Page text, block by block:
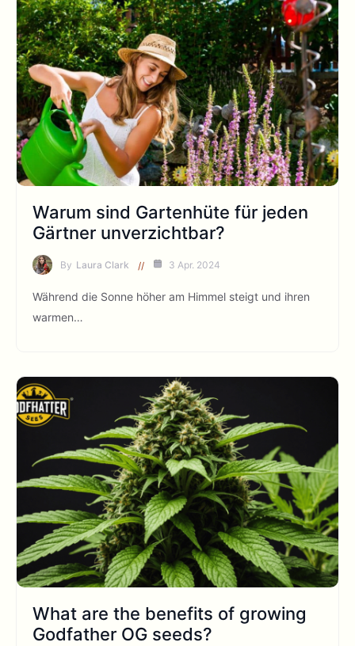
Warum sind Gartenhüte für jeden
Gärtner unverzichtbar?
By Laura Clark 3 Apr. 2024
Während die Sonne höher am Himmel steigt und ihren
warmen…
What are the benefits of growing
Godfather OG seeds?